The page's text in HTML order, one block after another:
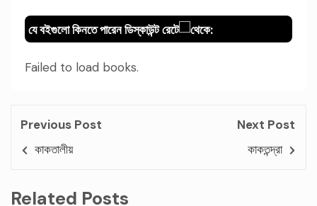
যে বইগুলো কিনতে পারেন ডিস্কাউন্ট রেটে থেকে:
Failed to load books.
Previous Post
কাকতালীয়
Next Post
কাকতন্দ্রা
Related Posts